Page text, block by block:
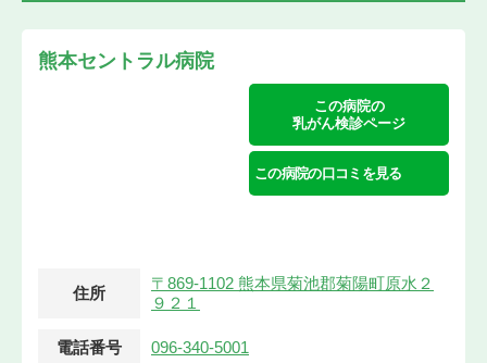
熊本セントラル病院
この病院の
乳がん検診ページ
この病院の口コミを見る
住所
〒869-1102 熊本県菊池郡菊陽町原水２
９２１
電話番号 096-340-5001